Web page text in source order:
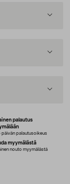
palautus
päivän palautusoikeus
myymälästä
nouto myymälästä